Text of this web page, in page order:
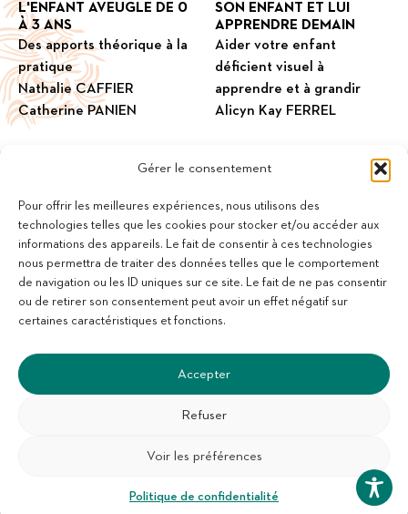
Gérer le consentement
Pour offrir les meilleures expériences, nous utilisons des
technologies telles que les cookies pour stocker et/ou accéder aux
informations des appareils. Le fait de consentir à ces technologies
nous permettra de traiter des données telles que le comportement
de navigation ou les ID uniques sur ce site. Le fait de ne pas consentir
ou de retirer son consentement peut avoir un effet négatif sur
certaines caractéristiques et fonctions.
Accepter
Refuser
Voir les préférences
Politique de confidentialité
L'ENFANT AVEUGLE DE 0
À 3 ANS
Des apports théorique à la
pratique
Nathalie CAFFIER
Catherine PANIEN
SON ENFANT ET LUI
APPRENDRE DEMAIN
Aider votre enfant
déficient visuel à
apprendre et à grandir
Alicyn Kay FERREL
11 bis Rue des Novalles
21240 Talant - France
+33 (0)3 80 59 22 88
Membre de la Fédération des Aveugles de France
Membre du collectif Les Éditeurs Atypiques
SUIVEZ-NOUS :